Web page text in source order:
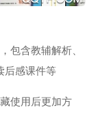
包含教辅解析、
后感课件等
使用后更加方